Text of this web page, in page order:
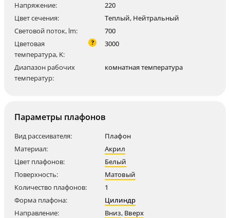
Напряжение:
220
Цвет сечения:
Теплый, Нейтральный
Световой поток, lm:
700
Цветовая
температура, K:
? 3000
Диапазон рабочих
температур:
комнатная температура
Параметры плафонов
Вид рассеивателя:
Плафон
Материал:
Акрил
Цвет плафонов:
Белый
Поверхность:
Матовый
Количество плафонов:
1
Форма плафона:
Цилиндр
Направление:
Вниз, Вверх